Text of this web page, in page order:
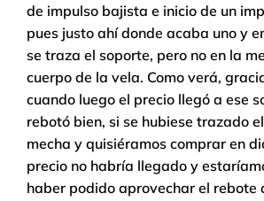
de impulso bajista e inicio de un
pues justo ahí donde acaba uno y
se traza el soporte, pero no en la
cuerpo de la vela. Como verá,
cuando luego el precio llegó a ese
rebotó bien, si se hubiese trazado
mecha y quisiéramos comprar en
precio no habría llegado y
haber podido aprovechar el rebote